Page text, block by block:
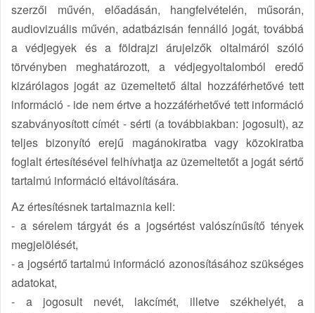
szerzői művén, előadásán, hangfelvételén, műsorán,
audiovizuális művén, adatbázisán fennálló jogát, továbbá
a védjegyek és a földrajzi árujelzők oltalmáról szóló
törvényben meghatározott, a védjegyoltalomból eredő
kizárólagos jogát az üzemeltető által hozzáférhetővé tett
információ - ide nem értve a hozzáférhetővé tett információ
szabványosított címét - sérti (a továbbiakban: jogosult), az
teljes bizonyító erejű magánokiratba vagy közokiratba
foglalt értesítésével felhívhatja az üzemeltetőt a jogát sértő
tartalmú információ eltávolítására.
Az értesítésnek tartalmaznia kell:
- a sérelem tárgyát és a jogsértést valószínűsítő tények
megjelölését,
- a jogsértő tartalmú információ azonosításához szükséges
adatokat,
- a jogosult nevét, lakcímét, illetve székhelyét, a